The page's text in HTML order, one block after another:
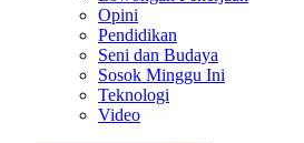
Opini
Pendidikan
Seni dan Budaya
Sosok Minggu Ini
Teknologi
Video